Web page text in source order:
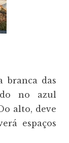
branca das
no azul
alto, deve
espaços